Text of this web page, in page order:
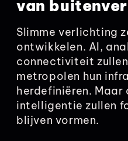
van
Slimme verlichting
ontwikkelen. AI,
connectiviteit
metropolen hun
herdefiniëren. Maar
intelligentie zullen
blijven vormen.